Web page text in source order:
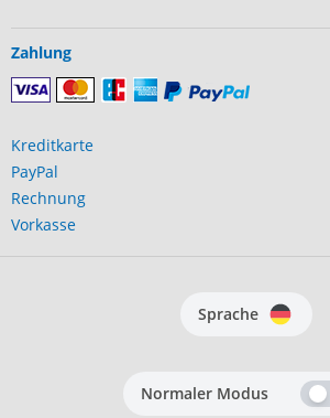
Zahlung
Kreditkarte
PayPal
Rechnung
Vorkasse
Sprache
Normaler Modus